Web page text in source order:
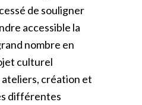
de souligner
accessible la
nombre en
culturel
création et
différentes